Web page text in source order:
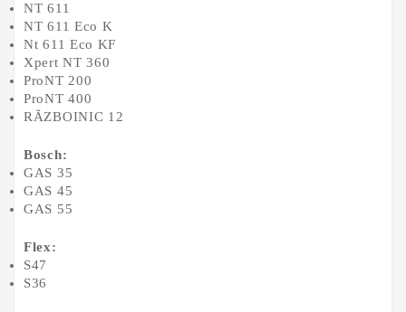
NT 611
NT 611 Eco K
Nt 611 Eco KF
Xpert NT 360
ProNT 200
ProNT 400
RĂZBOINIC 12
Bosch:
GAS 35
GAS 45
GAS 55
Flex:
S47
S36